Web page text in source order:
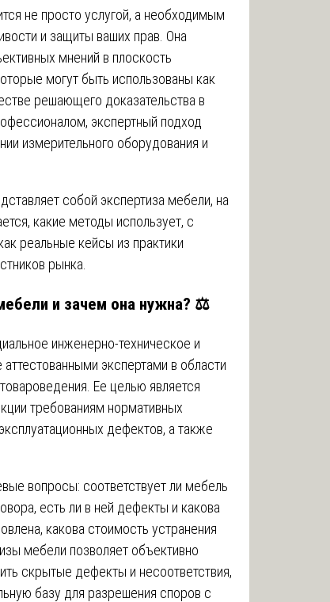
не просто услугой, а необходимым
и защиты ваших прав. Она
мнений в плоскость
могут быть использованы как
решающего доказательства в
экспертный подход
измерительного оборудования и
собой экспертиза мебели, на
какие методы использует, с
реальные кейсы из практики
рынка.
и зачем она нужна? ⚖️
инженерно-техническое и
экспертами в области
Ее целью является
требованиям нормативных
дефектов, а также
вопросы: соответствует ли мебель
есть ли в ней дефекты и какова
какова стоимость устранения
мебели позволяет объективно
скрытые дефекты и несоответствия,
базу для разрешения споров с